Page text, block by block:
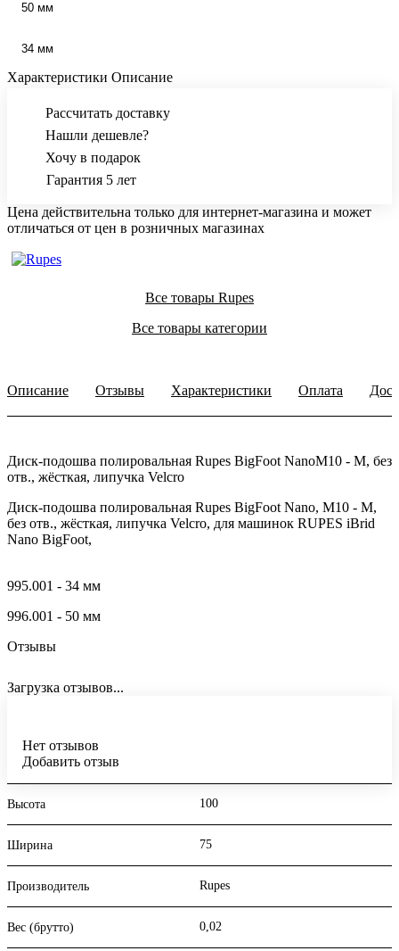
50 мм
34 мм
Характеристики Описание
Рассчитать доставку
Нашли дешевле?
Хочу в подарок
Гарантия 5 лет
Цена действительна только для интернет-магазина и может
отличаться от цен в розничных магазинах
Все товары Rupes
Все товары категории
Описание Отзывы Характеристики Оплата
Диск-подошва полировальная Rupes BigFoot NanoМ10 - М, без
отв., жёсткая, липучка Velcro
Диск-подошва полировальная Rupes BigFoot Nano, М10 - М,
без отв., жёсткая, липучка Velcro, для машинок RUPES iBrid
Nano BigFoot,
995.001 - 34 мм
996.001 - 50 мм
Отзывы
Загрузка отзывов...
Нет отзывов
Добавить отзыв
Высота 100
Ширина 75
Производитель Rupes
Вес (брутто) 0,02